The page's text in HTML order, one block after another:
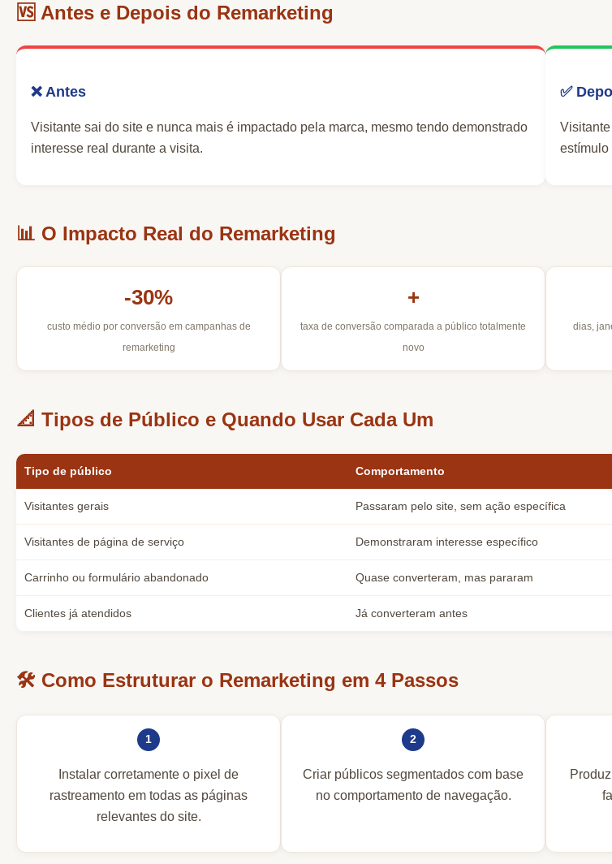
🆚 Antes e Depois do Remarketing
❌ Antes
Visitante sai do site e nunca mais é impactado pela marca, mesmo tendo demonstrado
interesse real durante a visita.
✅
estímulo
📊 O Impacto Real do Remarketing
-30%
custo médio por conversão em campanhas de
remarketing
+
taxa de conversão comparada a público totalmente
novo
dias,
📐 Tipos de Público e Quando Usar Cada Um
Tipo de público Comportamento
Visitantes gerais Passaram pelo site, sem ação específica
Visitantes de página de serviço Demonstraram interesse específico
Carrinho ou formulário abandonado Quase converteram, mas pararam
Clientes já atendidos Já converteram antes
🛠️ Como Estruturar o Remarketing em 4 Passos
1
Instalar corretamente o pixel de
rastreamento em todas as páginas
relevantes do site.
2
Criar públicos segmentados com base
no comportamento de navegação.